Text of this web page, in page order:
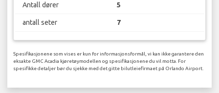
Antall dører 5
antall seter 7
Spesifikasjonene som vises er kun for informasjonsformål, vi kan ikke garantere den
eksakte GMC Acadia kjøretøymodellen og spesifikasjonene du vil motta. For
spesifikke detaljer bør du sjekke med det gitte bilutleiefirmaet på Orlando Airport.